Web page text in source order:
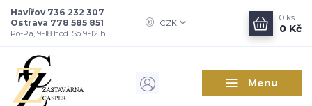
Menu
CZK
Havířov 736 232 307
Ostrava 778 585 851
Po-Pá, 9-18 hod. So 9-12 h.
0 ks
0 Kč